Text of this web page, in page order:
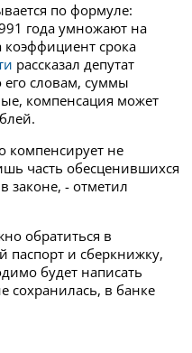
по формуле:
года умножают на
срока
рассказал депутат
словам, суммы
компенсация может
компенсирует не
часть обесценившихся
законе, - отметил
обратиться в
паспорт и сберкнижку,
будет написать
сохранилась, в банке